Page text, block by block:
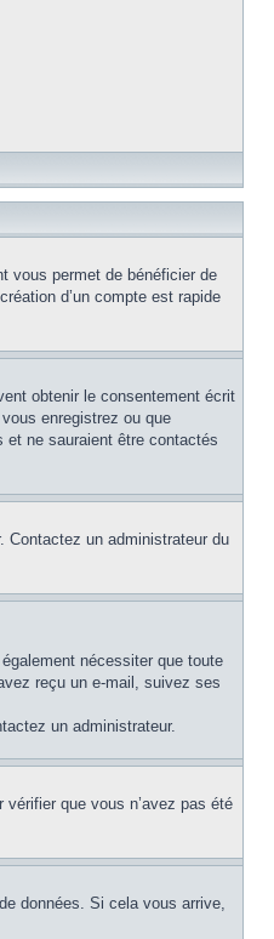
vous permet de bénéficier de
d’un compte est rapide
obtenir le consentement écrit
enregistrez ou que
et ne sauraient être contactés
Contactez un administrateur du
nécessiter que toute
reçu un e-mail, suivez ses
un administrateur.
que vous n’avez pas été
données. Si cela vous arrive,